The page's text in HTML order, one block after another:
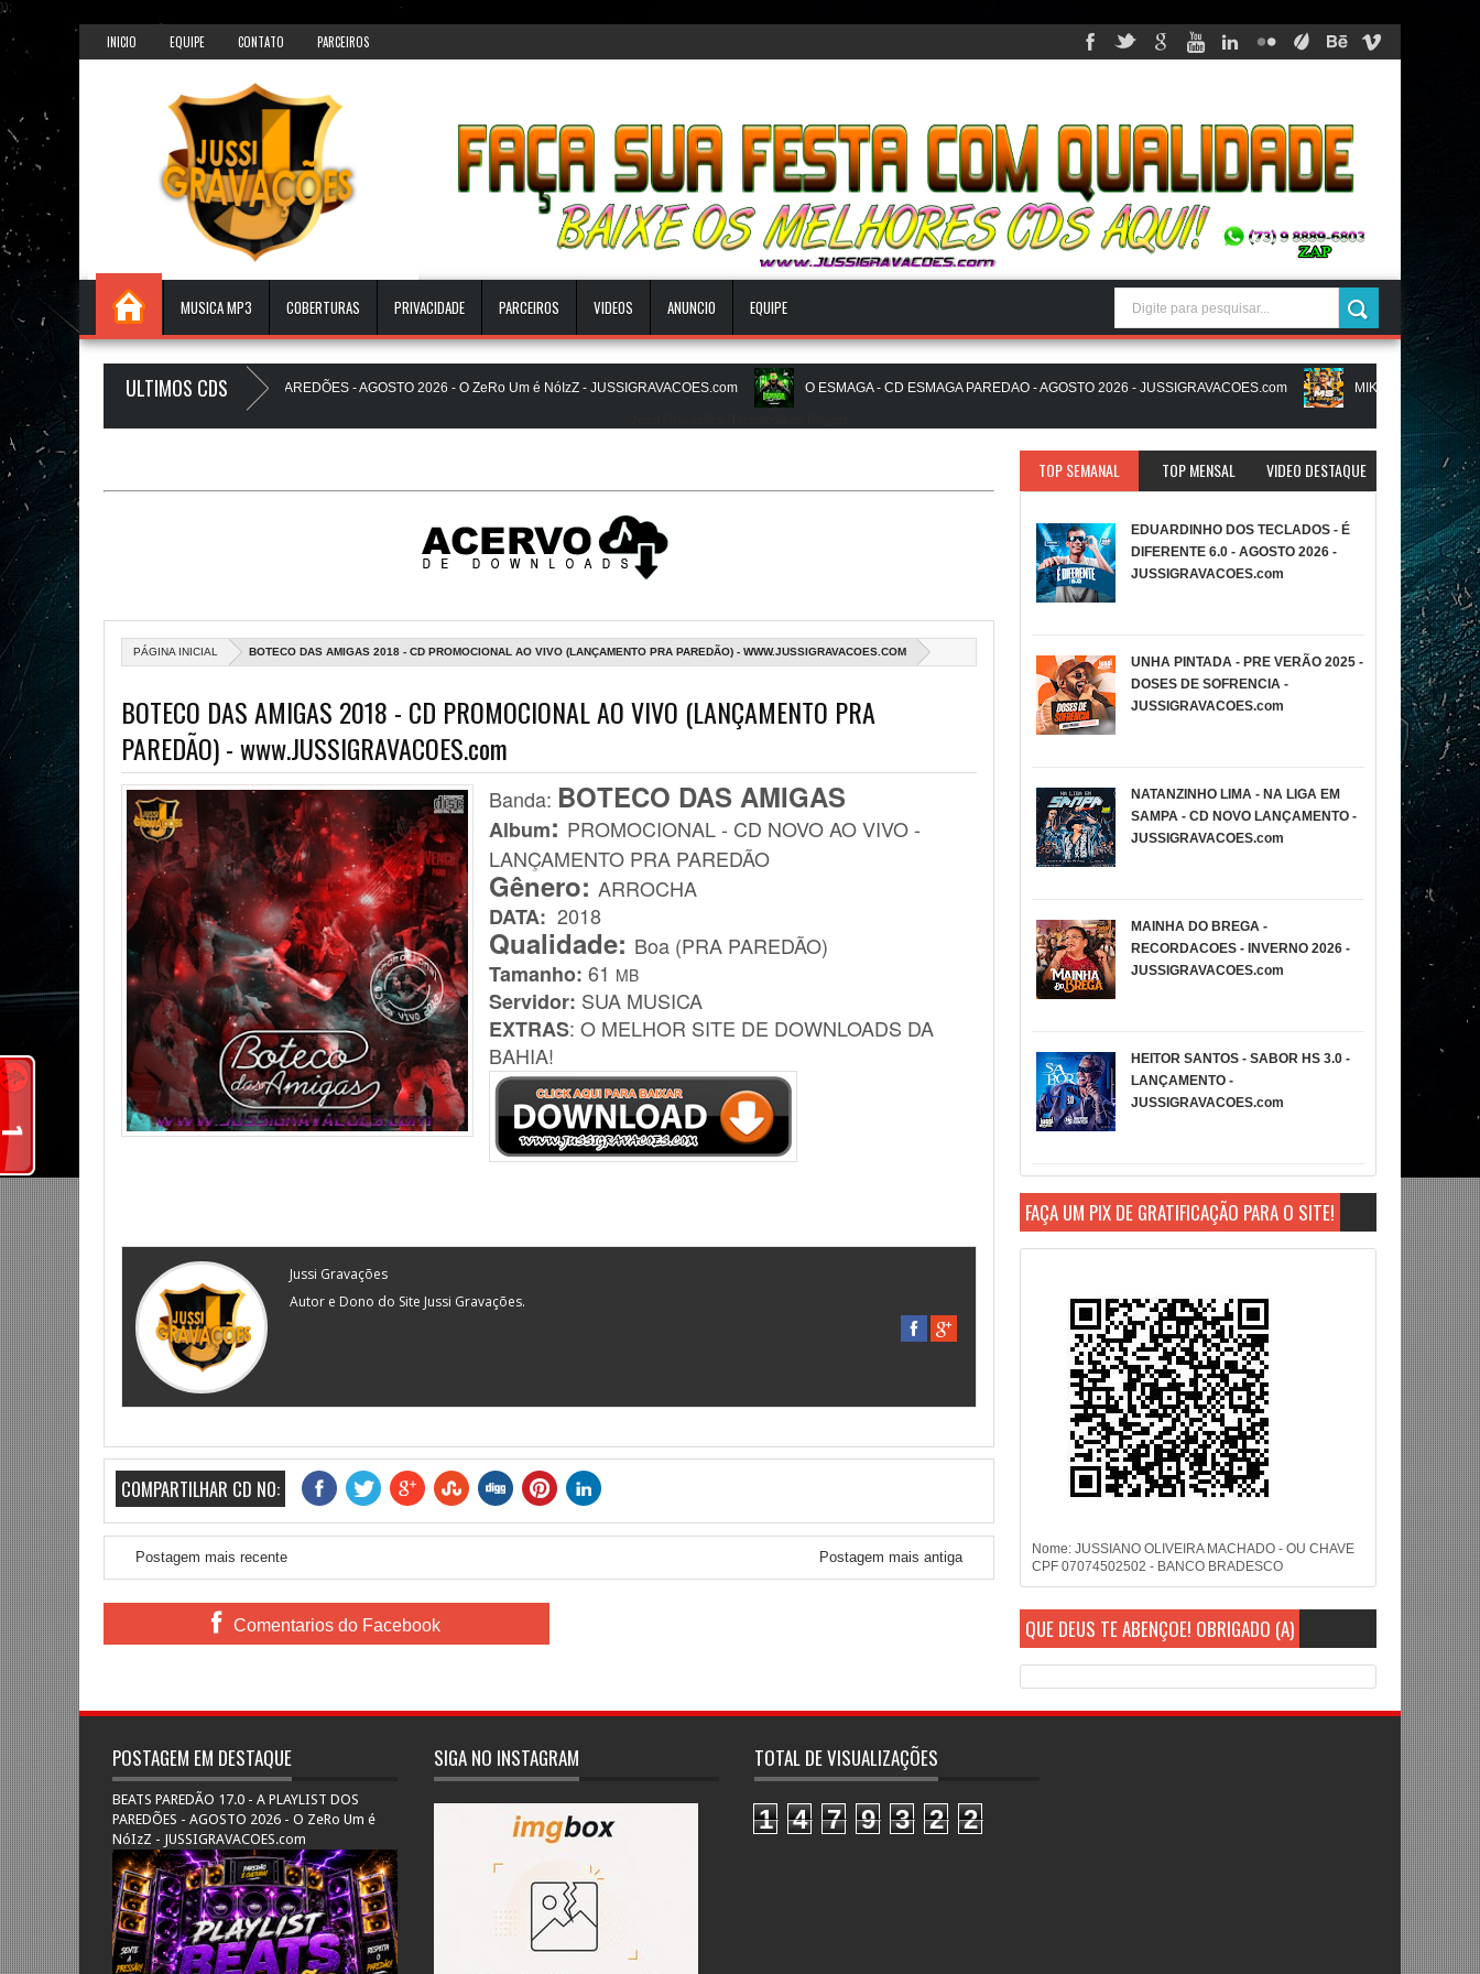
});
INICIO EQUIPE CONTATO PARCEIROS
MUSICA MP3 COBERTURAS PRIVACIDADE PARCEIROS VIDEOS ANUNCIO EQUIPE
ULTIMOS CDS
PAREDÃO 17.0 - A PLAYLIST DOS PAREDÕES - AGOSTO 2026 - O ZeRo Um é NóIzZ - JUSSIGRAVACOES.com O ESMAGA - CD ESMAGA PAREDAO - AGOSTO 2026 - JUSSIGRAVACOES.com MIKAEL SANTOS - MS IN
A Favela Ta Gostosa 5.0 - LANÇAMENTO - JUSSIGRAVACOES.com NATANZINHO LIMA - NA LIGA EM SAMPA - CD NOVO
PÁGINA INICIAL BOTECO DAS AMIGAS 2018 - CD PROMOCIONAL AO VIVO (LANÇAMENTO PRA PAREDÃO) - WWW.JUSSIGRAVACOES.COM
BOTECO DAS AMIGAS 2018 - CD PROMOCIONAL AO VIVO (LANÇAMENTO PRA
PAREDÃO) - www.JUSSIGRAVACOES.com
Banda: BOTECO DAS AMIGAS
Album: PROMOCIONAL - CD NOVO AO VIVO -
LANÇAMENTO PRA PAREDÃO
Gênero: ARROCHA
DATA: 2018
Qualidade: Boa (PRA PAREDÃO)
Tamanho: 61 MB
Servidor: SUA MUSICA
EXTRAS: O MELHOR SITE DE DOWNLOADS DA
BAHIA!
Jussi Gravações
Autor e Dono do Site Jussi Gravações.
COMPARTILHAR CD NO:
Postagem mais recente Postagem mais antiga
Comentarios do Facebook
TOP SEMANAL TOP MENSAL VIDEO DESTAQUE
EDUARDINHO DOS TECLADOS - É
DIFERENTE 6.0 - AGOSTO 2026 -
JUSSIGRAVACOES.com
UNHA PINTADA - PRE VERÃO 2025 -
DOSES DE SOFRENCIA -
JUSSIGRAVACOES.com
NATANZINHO LIMA - NA LIGA EM
SAMPA - CD NOVO LANÇAMENTO -
JUSSIGRAVACOES.com
MAINHA DO BREGA -
RECORDACOES - INVERNO 2026 -
JUSSIGRAVACOES.com
HEITOR SANTOS - SABOR HS 3.0 -
LANÇAMENTO -
JUSSIGRAVACOES.com
FAÇA UM PIX DE GRATIFICAÇÃO PARA O SITE!
Nome: JUSSIANO OLIVEIRA MACHADO - OU CHAVE
CPF 07074502502 - BANCO BRADESCO
QUE DEUS TE ABENÇOE! OBRIGADO (A)
POSTAGEM EM DESTAQUE
BEATS PAREDÃO 17.0 - A PLAYLIST DOS
PAREDÕES - AGOSTO 2026 - O ZeRo Um é
NóIzZ - JUSSIGRAVACOES.com
SIGA NO INSTAGRAM TOTAL DE VISUALIZAÇÕES
1 4 7 9 3 2 2